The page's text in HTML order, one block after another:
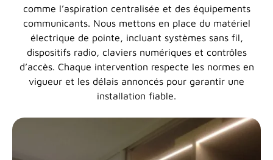
comme l’aspiration centralisée et des équipements
communicants. Nous mettons en place du matériel
électrique de pointe, incluant systèmes sans fil,
dispositifs radio, claviers numériques et contrôles
d’accès. Chaque intervention respecte les normes en
vigueur et les délais annoncés pour garantir une
installation fiable.